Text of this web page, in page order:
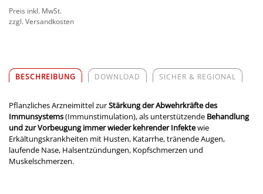
Preis inkl. MwSt.
zzgl. Versandkosten
BESCHREIBUNG DOWNLOAD SICHER & REGIONAL
Pflanzliches Arzneimittel zurStärkung der Abwehrkräfte des
Immunsystems(Immunstimulation), als unterstützende Behandlung
und zur Vorbeugung immer wieder kehrender Infektewie
Erkältungskrankheiten mit Husten, Katarrhe, tränende Augen,
laufende Nase, Halsentzündungen, Kopfschmerzen und
Muskelschmerzen.